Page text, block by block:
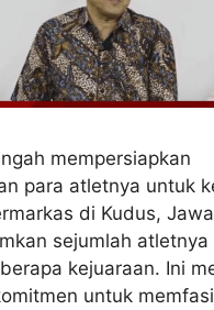
mempersiapkan
para atletnya untuk
di Kudus,
sejumlah atletnya
kejuaraan. Ini
untuk